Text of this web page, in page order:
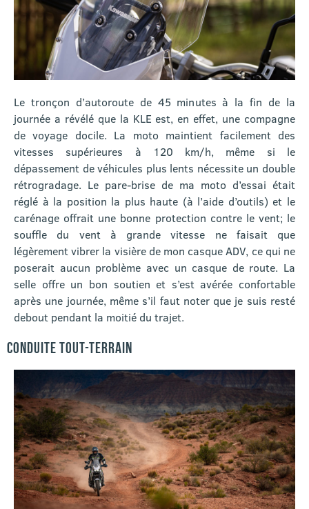
Le tronçon d’autoroute de 45 minutes à la fin de la
journée a révélé que la KLE est, en effet, une compagne
de voyage docile. La moto maintient facilement des
vitesses supérieures à 120 km/h, même si le
dépassement de véhicules plus lents nécessite un double
rétrogradage. Le pare-brise de ma moto d’essai était
réglé à la position la plus haute (à l’aide d’outils) et le
carénage offrait une bonne protection contre le vent; le
souffle du vent à grande vitesse ne faisait que
légèrement vibrer la visière de mon casque ADV, ce qui ne
poserait aucun problème avec un casque de route. La
selle offre un bon soutien et s’est avérée confortable
après une journée, même s’il faut noter que je suis resté
debout pendant la moitié du trajet.
CONDUITE TOUT-TERRAIN